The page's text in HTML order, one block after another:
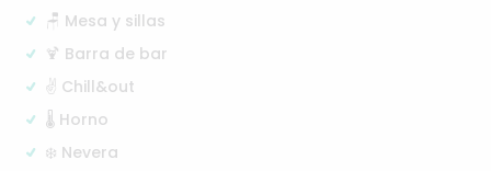
🪑 Mesa y sillas
🍹 Barra de bar
✌️ Chill&out
🌡️ Horno
❄️ Nevera